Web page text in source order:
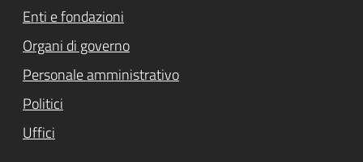
Enti e fondazioni
Organi di governo
Personale amministrativo
Politici
Uffici